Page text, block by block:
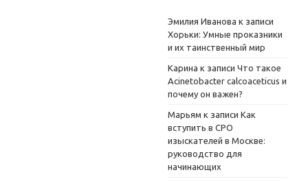
Эмилия Иванова к записи
Хорьки: Умные проказники
и их таинственный мир
Карина к записи Что такое
Acinetobacter calcoaceticus и
почему он важен?
Марьям к записи Как
вступить в СРО
изыскателей в Москве:
руководство для
начинающих